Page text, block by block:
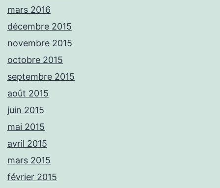
mars 2016
décembre 2015
novembre 2015
octobre 2015
septembre 2015
août 2015
juin 2015
mai 2015
avril 2015
mars 2015
février 2015